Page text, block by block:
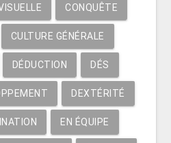
CONQUÊTE
CULTURE GÉNÉRALE
DÉDUCTION DÉS
DEXTÉRITÉ
EN ÉQUIPE